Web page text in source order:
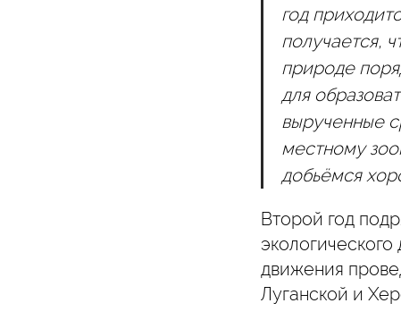
год
получается,
природе
для
вырученные
местному
добьёмся
Второй год
движения
Луганской и